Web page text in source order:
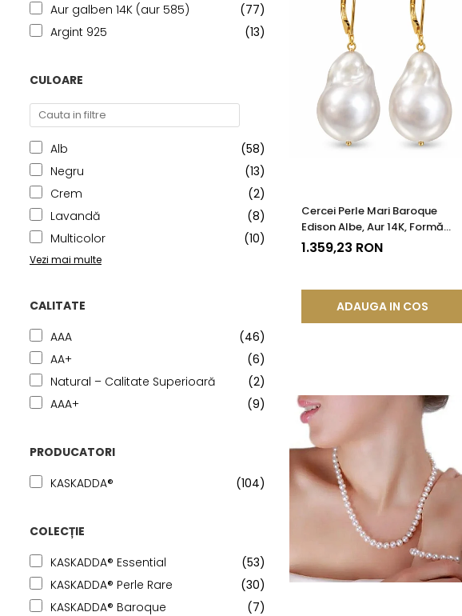
Aur galben 14K (aur 585)
(77)
Argint 925
(13)
CULOARE
Alb
(58)
Negru
(13)
Crem
(2)
Lavandă
(8)
Multicolor
(10)
Vezi mai multe
CALITATE
AAA
(46)
AA+
(6)
Natural – Calitate Superioară
(2)
AAA+
(9)
PRODUCATORI
KASKADDA®
(104)
COLECȚIE
KASKADDA® Essential
(53)
KASKADDA® Perle Rare
(30)
KASKADDA® Baroque
(7)
Cercei Perle Mari Baroque
Edison Albe, Aur 14K, Formă
Organică | KASKADDA®
1.359,23 RON
ADAUGA IN COS